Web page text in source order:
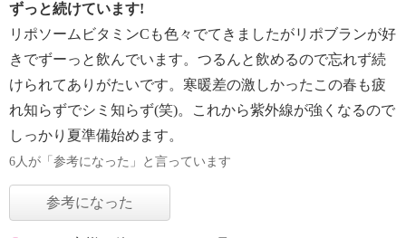
ずっと続けています!
リポソームビタミンCも色々でてきましたがリポブランが好
きでずーっと飲んでいます。つるんと飲めるので忘れず続
けられてありがたいです。寒暖差の激しかったこの春も疲
れ知らずでシミ知らず(笑)。これから紫外線が強くなるので
しっかり夏準備始めます。
6人が「参考になった」と言っています
参考になった